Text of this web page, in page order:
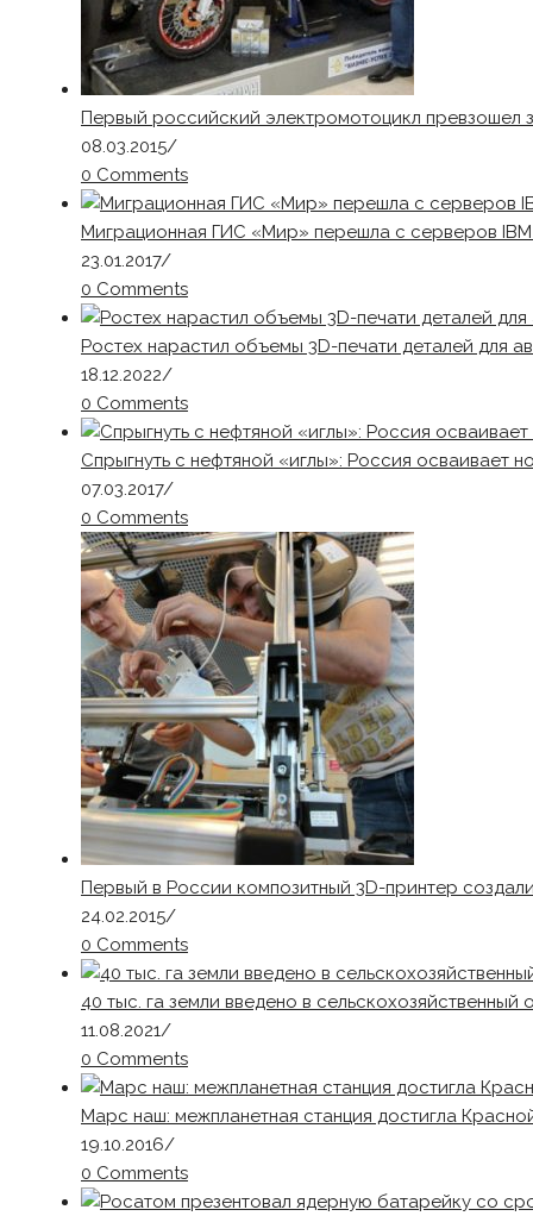
Первый российский электромотоцикл превзошел
08.03.2015/
0 Comments
Миграционная ГИС «Мир» перешла с серверов
23.01.2017/
0 Comments
Ростех нарастил объемы 3D-печати деталей для
18.12.2022/
0 Comments
Спрыгнуть с нефтяной «иглы»: Россия осваивает
07.03.2017/
0 Comments
Первый в России композитный 3D-принтер
24.02.2015/
0 Comments
40 тыс. га земли введено в
11.08.2021/
0 Comments
Марс наш: межпланетная станция достигла
19.10.2016/
0 Comments